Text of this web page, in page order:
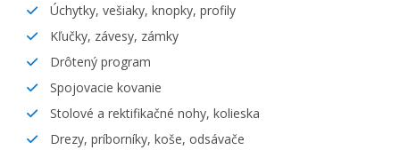
Úchytky, vešiaky, knopky, profily
Kľučky, závesy, zámky
Drôtený program
Spojovacie kovanie
Stolové a rektifikačné nohy, kolieska
Drezy, príborníky, koše, odsávače